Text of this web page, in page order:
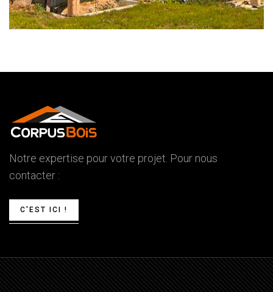
Notre expertise pour votre projet. Pour nous
contacter :
C'EST ICI !